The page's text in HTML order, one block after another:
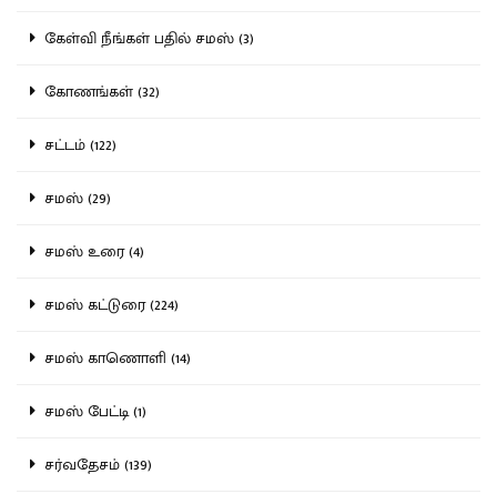
கேள்வி நீங்கள் பதில் சமஸ் (3)
கோணங்கள் (32)
சட்டம் (122)
சமஸ் (29)
சமஸ் உரை (4)
சமஸ் கட்டுரை (224)
சமஸ் காணொளி (14)
சமஸ் பேட்டி (1)
சர்வதேசம் (139)